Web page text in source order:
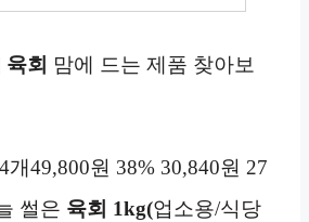
육회 맘에 드는 제품 찾아보
개49,800원 38% 30,840원 27
썰은 육회 1kg(업소용/식당